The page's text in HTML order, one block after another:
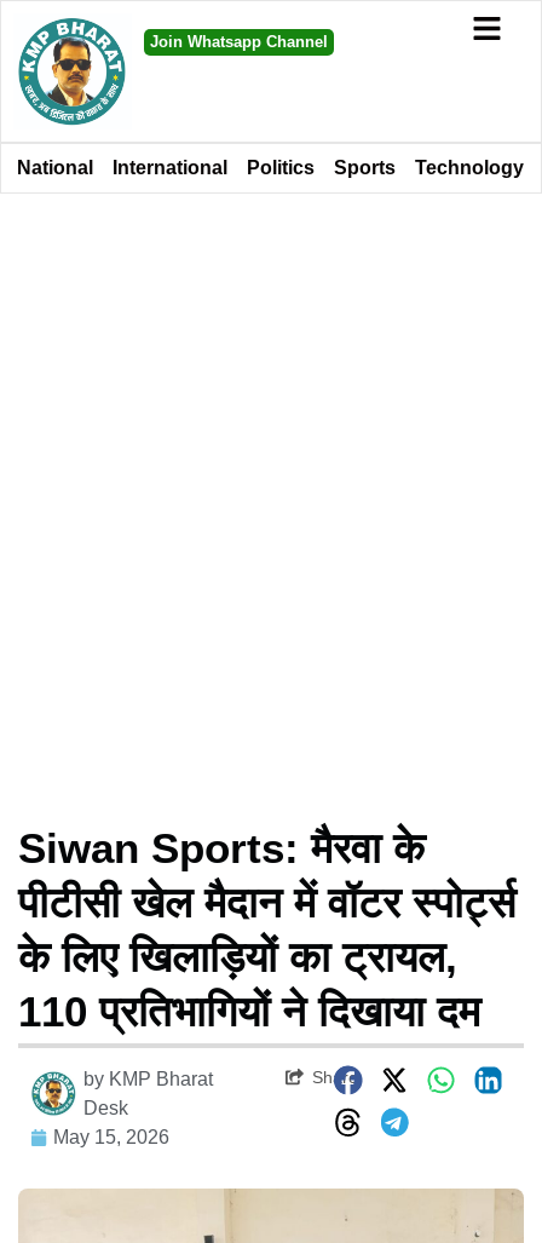
Join Whatsapp Channel
National International Politics Sports Technology
Siwan Sports: मैरवा के
पीटीसी खेल मैदान में वॉटर स्पोर्ट्स
के लिए खिलाड़ियों का ट्रायल,
110 प्रतिभागियों ने दिखाया दम
by KMP Bharat
Desk
May 15, 2026
Share